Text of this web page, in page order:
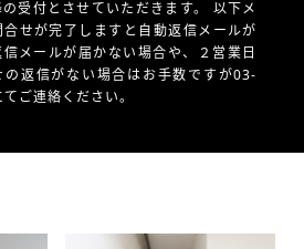
受付とさせていただきます。 以下メ
せが完了しますと自動返信メールが
メールが届かない場合や、
２営業日
の返信がない場合はお手数ですが03-
ご連絡ください。